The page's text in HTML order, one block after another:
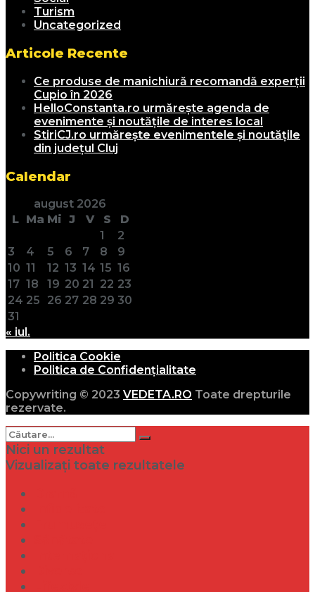
Turism
Uncategorized
Articole Recente
Ce produse de manichiură recomandă experții
Cupio în 2026
HelloConstanta.ro urmărește agenda de
evenimente și noutățile de interes local
StiriCJ.ro urmărește evenimentele și noutățile
din județul Cluj
Calendar
august 2026
L Ma Mi J V S
D
1
2
3
4 5 6 7 8
9
10 11 12 13 14 15 16
17 18 19 20 21 22 23
24 25 26 27 28 29 30
31
« iul.
Politica Cookie
Politica de Confidențialitate
Copywriting © 2023 VEDETA.RO Toate drepturile
rezervate.
Nici un rezultat
Vizualizați toate rezultatele